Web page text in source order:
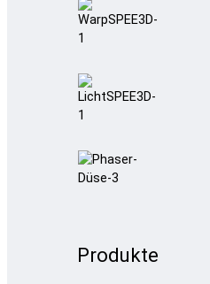
Produkte